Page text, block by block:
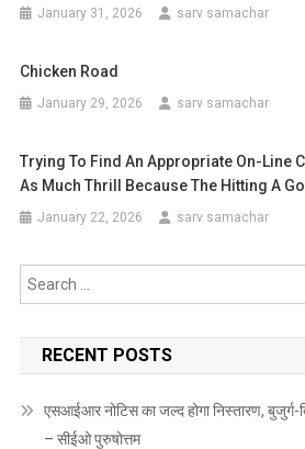
January 31, 2026 sarv samachar
Chicken Road
January 29, 2026 sarv samachar
Trying To Find An Appropriate On-Line
As Much Thrill Because The Hitting A
January 22, 2026 sarv samachar
RECENT POSTS
एसआईआर नोटिस का जल्द होगा निस्तारण, बुजुर्ग-
– सीईओ पुरुषोत्तम